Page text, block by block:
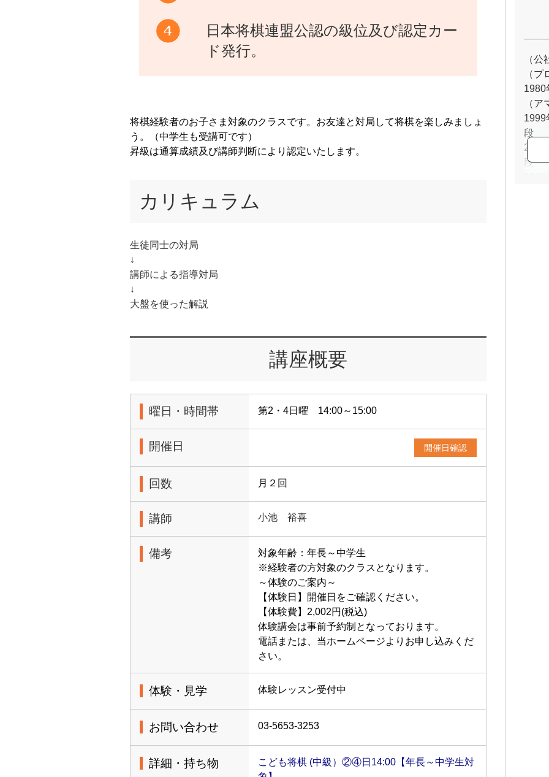
日本将棋連盟公認の級位及び認定カー
ド発行。
将棋経験者のお子さま対象のクラスです。お友達と対局して将棋を楽しみましょ
う。（中学生も受講可です）
昇級は通算成績及び講師判断により認定いたします。
カリキュラム
生徒同士の対局
↓
講師による指導対局
↓
大盤を使った解説
講座概要
曜日・時間帯 第2・4日曜 14:00～15:00
開催日 開催日確認
回数 月２回
講師 小池 裕喜
備考
対象年齢：年長～中学生
※経験者の方対象のクラスとなります。
～体験のご案内～
【体験日】開催日をご確認ください。
【体験費】2,002円(税込)
体験講会は事前予約制となっております。
電話または、当ホームページよりお申し込みくだ
さい。
体験・見学 体験レッスン受付中
お問い合わせ 03-5653-3253
詳細・持ち物
こども将棋 (中級）②④日14:00【年長～中学生対
（
1980
（
1999
2018